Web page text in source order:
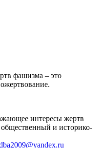
фашизма – это
интересы жертв
и историко-